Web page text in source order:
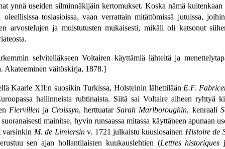
ynnä useiden silminnäkijäin kertomukset. Koska nämä
tosiasioissa, vaan verrattain mitättömissä jutuissa,
arvostelujen ja muistutusten mukaisesti, mikäli oli katsonut
selvitelläkseen Voltairen käyttämiä lähteitä ja
Akateeminen väitöskirja, 1878.]
Kaarle XII:n suosikin Turkissa, Holsteinin lähettilään E.F.
hallinneista ruhtinaista. Siitä sai Voltaire aiheen ryhtyä
Fiervillenja Croissyn, herttuatarSarah Marlboroughin, kenraali
mainitse, hyvin runsaassa mitassa käyttäneen apunaan
varsinkin M. de Limiersinv. 1721 julkaistu kuusiosainen Histoire de
sen ajan hollantilaisten kuukauslehtien (Lettres historiques